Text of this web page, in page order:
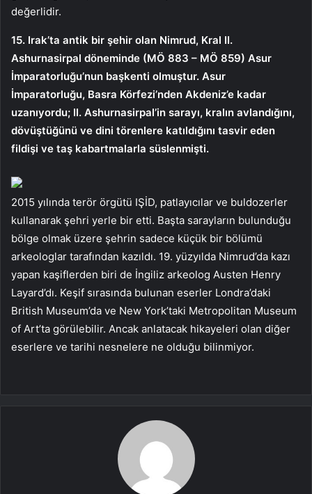
değerlidir.
15. Irak’ta antik bir şehir olan Nimrud, Kral II.
Ashurnasirpal döneminde (MÖ 883 – MÖ 859) Asur
İmparatorluğu’nun başkenti olmuştur. Asur
İmparatorluğu, Basra Körfezi’nden Akdeniz’e kadar
uzanıyordu; II. Ashurnasirpal’in sarayı, kralın avlandığını,
dövüştüğünü ve dini törenlere katıldığını tasvir eden
fildişi ve taş kabartmalarla süslenmişti.
2015 yılında terör örgütü IŞİD, patlayıcılar ve buldozerler
kullanarak şehri yerle bir etti. Başta sarayların bulunduğu
bölge olmak üzere şehrin sadece küçük bir bölümü
arkeologlar tarafından kazıldı. 19. yüzyılda Nimrud’da kazı
yapan kaşiflerden biri de İngiliz arkeolog Austen Henry
Layard’dı. Keşif sırasında bulunan eserler Londra’daki
British Museum’da ve New York’taki Metropolitan Museum
of Art’ta görülebilir. Ancak anlatacak hikayeleri olan diğer
eserlere ve tarihi nesnelere ne olduğu bilinmiyor.